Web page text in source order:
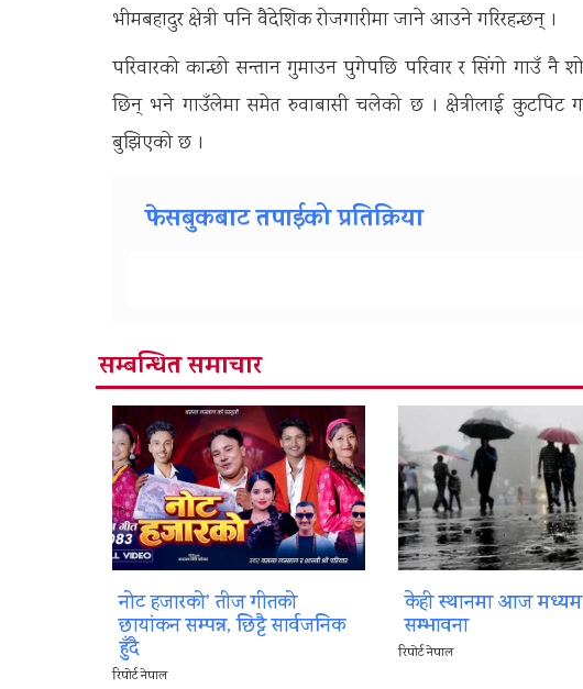
भीमबहादुर क्षेत्री पनि वैदेशिक रोजगारीमा जाने आउने गरिरहन्छन् ।
परिवारको कान्छो सन्तान गुमाउन पुगेपछि परिवार र सिंगो गाउँ नै
छिन् भने गाउँलेमा समेत रुवाबासी चलेको छ । क्षेत्रीलाई कुटपिट
बुझिएको छ ।
फेसबुकबाट तपाईको प्रतिक्रिया
सम्बन्धित समाचार
नोट हजारको’ तीज गीतको
छायांकन सम्पन्न, छिट्टै सार्वजनिक
हुँदै
रिपोर्ट नेपाल
केही स्थानमा आज मध्यम
सम्भावना
रिपोर्ट नेपाल